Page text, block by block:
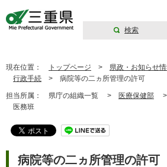
検索
現在位置： トップページ > 県政・お知らせ
行政手続 > 病院等の二ヵ所管理の許可
担当所属： 県庁の組織一覧 > 医療保健部 >
医務班
病院等の二ヵ所管理の許可